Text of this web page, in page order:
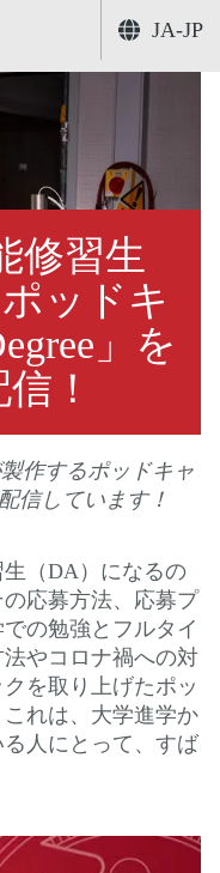
JA-JP
修習生
ッドキ
」を
！
作するポッドキャ
信しています！
（DA）になるの
応募方法、応募プ
の勉強とフルタイ
やコロナ禍への対
を取り上げたポッ
これは、大学進学か
人にとって、すば